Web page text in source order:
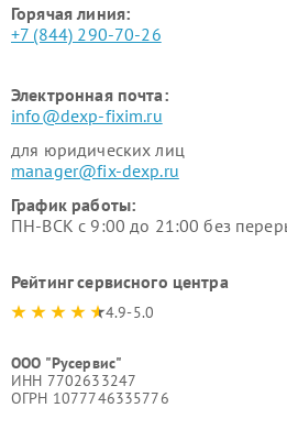
Горячая линия:
+7 (844) 290-70-26
Электронная почта:
info@dexp-fixim.ru
для юридических лиц
manager@fix-dexp.ru
График работы:
ПН-ВСК с 9:00 до 21:00 без
Рейтинг сервисного центра
4.9-5.0
ООО "Русервис"
ИНН 7702633247
ОГРН 1077746335776